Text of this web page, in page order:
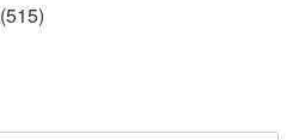
(515)